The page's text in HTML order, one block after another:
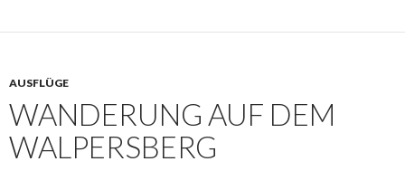
AUSFLÜGE
WANDERUNG AUF DEM
WALPERSBERG